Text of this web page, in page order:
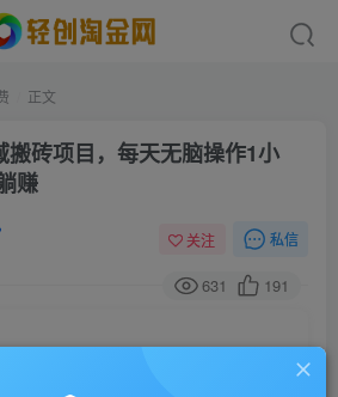
正文
搬砖项目，每天无脑操作1小
赚
关注 私信
631 191